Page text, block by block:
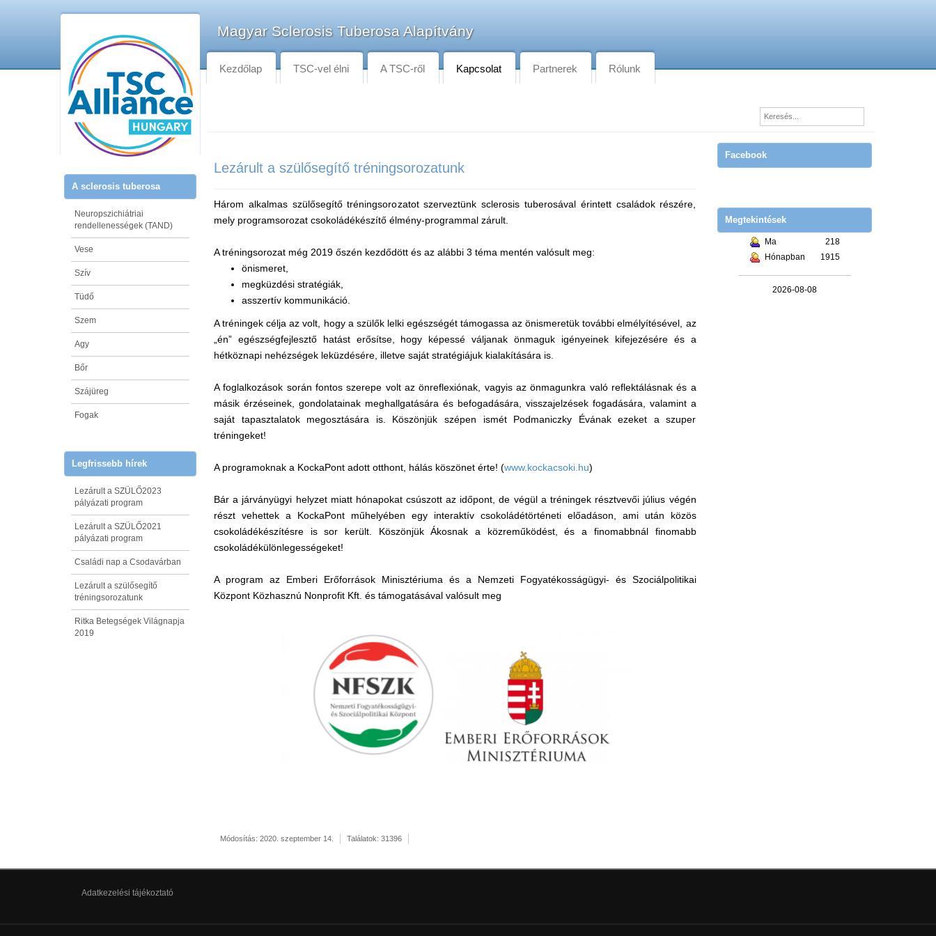
A sclerosis tuberosa
Neuropszichiátriai
rendellenességek (TAND)
Vese
Szív
Tüdő
Szem
Agy
Bőr
Szájüreg
Fogak
Legfrissebb hírek
Lezárult a SZÜLŐ2023
pályázati program
Lezárult a SZÜLŐ2021
pályázati program
Családi nap a Csodavárban
Lezárult a szülősegítő
tréningsorozatunk
Ritka Betegségek Világnapja
2019
Magyar Sclerosis Tuberosa Alapítvány
Kezdőlap TSC-vel élni A TSC-ről Kapcsolat Partnerek Rólunk
Lezárult a szülősegítő tréningsorozatunk
Három alkalmas szülősegítő tréningsorozatot szerveztünk sclerosis tuberosával érintett családok részére,
mely programsorozat csokoládékészítő élmény-programmal zárult.
A tréningsorozat még 2019 őszén kezdődött és az alábbi 3 téma mentén valósult meg:
önismeret,
megküzdési stratégiák,
asszertív kommunikáció.
A tréningek célja az volt, hogy a szülők lelki egészségét támogassa az önismeretük további elmélyítésével, az
„én” egészségfejlesztő hatást erősítse, hogy képessé váljanak önmaguk igényeinek kifejezésére és a
hétköznapi nehézségek leküzdésére, illetve saját stratégiájuk kialakítására is.
A foglalkozások során fontos szerepe volt az önreflexiónak, vagyis az önmagunkra való reflektálásnak és a
másik érzéseinek, gondolatainak meghallgatására és befogadására, visszajelzések fogadására, valamint a
saját tapasztalatok megosztására is. Köszönjük szépen ismét Podmaniczky Évának ezeket a szuper
tréningeket!
A programoknak a KockaPont adott otthont, hálás köszönet érte! (www.kockacsoki.hu)
Bár a járványügyi helyzet miatt hónapokat csúszott az időpont, de végül a tréningek résztvevői július végén
részt vehettek a KockaPont műhelyében egy interaktív csokoládétörténeti előadáson, ami után közös
csokoládékészítésre is sor került. Köszönjük Ákosnak a közreműködést, és a finomabbnál finomabb
csokoládékülönlegességeket!
A program az Emberi Erőforrások Minisztériuma és a Nemzeti Fogyatékosságügyi- és Szociálpolitikai
Központ Közhasznú Nonprofit Kft. és támogatásával valósult meg
Módosítás: 2020. szeptember 14. Találatok: 31396
Facebook
Megtekintések
Ma
218
Hónapban
1915
2026-08-08
Adatkezelési tájékoztató